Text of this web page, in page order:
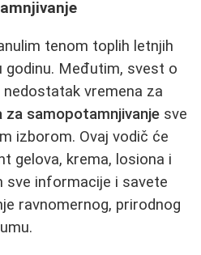
tenom toplih letnjih
Međutim, svest o
vremena za
za samopotamnjivanje sve
izborom. Ovaj vodič će
gelova, krema, losiona i
sve informacije i savete
ravnomernog, prirodnog